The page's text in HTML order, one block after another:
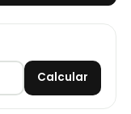
Calcular